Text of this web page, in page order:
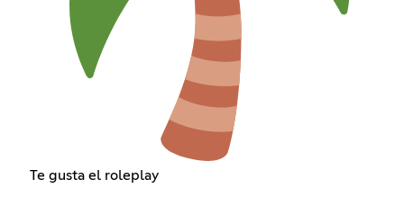
Te gusta el roleplay